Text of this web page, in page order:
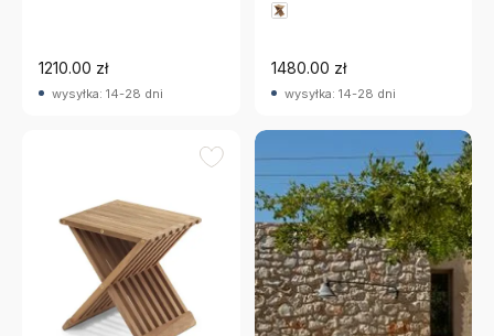
1210.00 zł
wysyłka: 14-28 dni
1480.00 zł
wysyłka: 14-28 dni